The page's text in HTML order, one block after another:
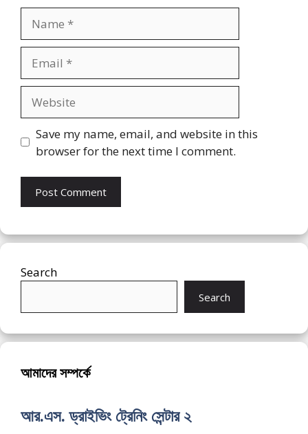
Save my name, email, and website in this
browser for the next time I comment.
Search
Search
আমাদের সম্পর্কে
আর.এস. ড্রাইভিং ট্রেনিং সেন্টার ২